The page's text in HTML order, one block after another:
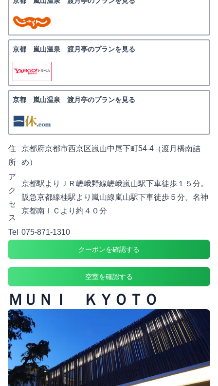
京都 嵐山温泉 渡月亭のプランを見る
京都 嵐山温泉 渡月亭のプランを見る
住
所
京都府京都市西京区嵐山中尾下町54-4（渡月橋南詰
め）
ア
ク
セ
ス
京都駅よりＪＲ嵯峨野線嵯峨嵐山駅下車徒歩１５分。
阪急京都線桂駅より嵐山線嵐山駅下車徒歩５分。名神
京都南ＩＣより約４０分
Tel 075-871-1310
クーポンを確認する
空室を確認する
ＭＵＮＩ ＫＹＯＴＯ